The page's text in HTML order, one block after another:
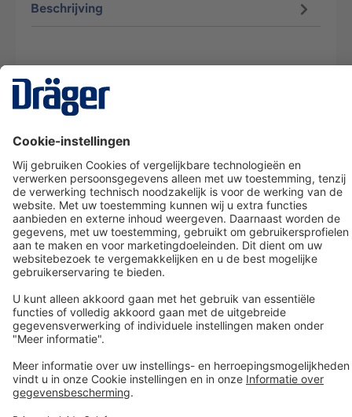
Beschrijving
Dräger klantenservice
Over Dräger
Bestellen in onze webshop
Community